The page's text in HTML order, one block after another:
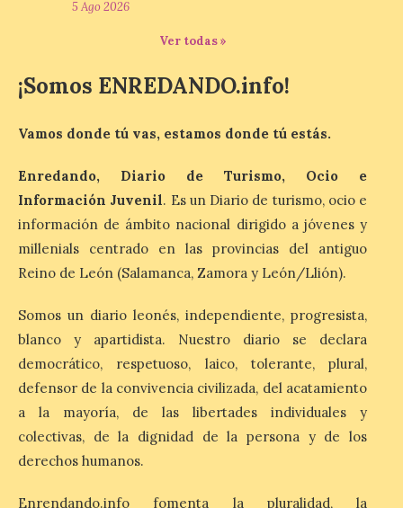
1% de los alojamientos siguen libres para
El eclipse genera un boom
precios desorbitados,
7 Ago 2026
Asturias lidera el impacto
del fenómeno, con el
mayor aumento en
reservas, precios y
auge de la demanda redefine la
planificación: reservas más anticipadas y
estancias más breves en torno al evento.
Madrid, 7 agosto de […]
Mil y una iniciativas para
disfrutar del eclipse total
de Sol en Lleida
7 Ago 2026
5 Ago 2026
Ver todas »
¡Somos ENREDANDO.info!
Vamos donde tú vas, estamos donde tú estás.
Enredando, Diario de Turismo, Ocio e
Información Juvenil. Es un Diario de turismo, ocio e
información de ámbito nacional dirigido a jóvenes y
millenials centrado en las provincias del antiguo
Reino de León (Salamanca, Zamora y León/Llión).
Somos un diario leonés, independiente, progresista,
blanco y apartidista. Nuestro diario se declara
democrático, respetuoso, laico, tolerante, plural,
defensor de la convivencia civilizada, del acatamiento
a la mayoría, de las libertades individuales y
colectivas, de la dignidad de la persona y de los
derechos humanos.
Enrendando.info fomenta la pluralidad, la